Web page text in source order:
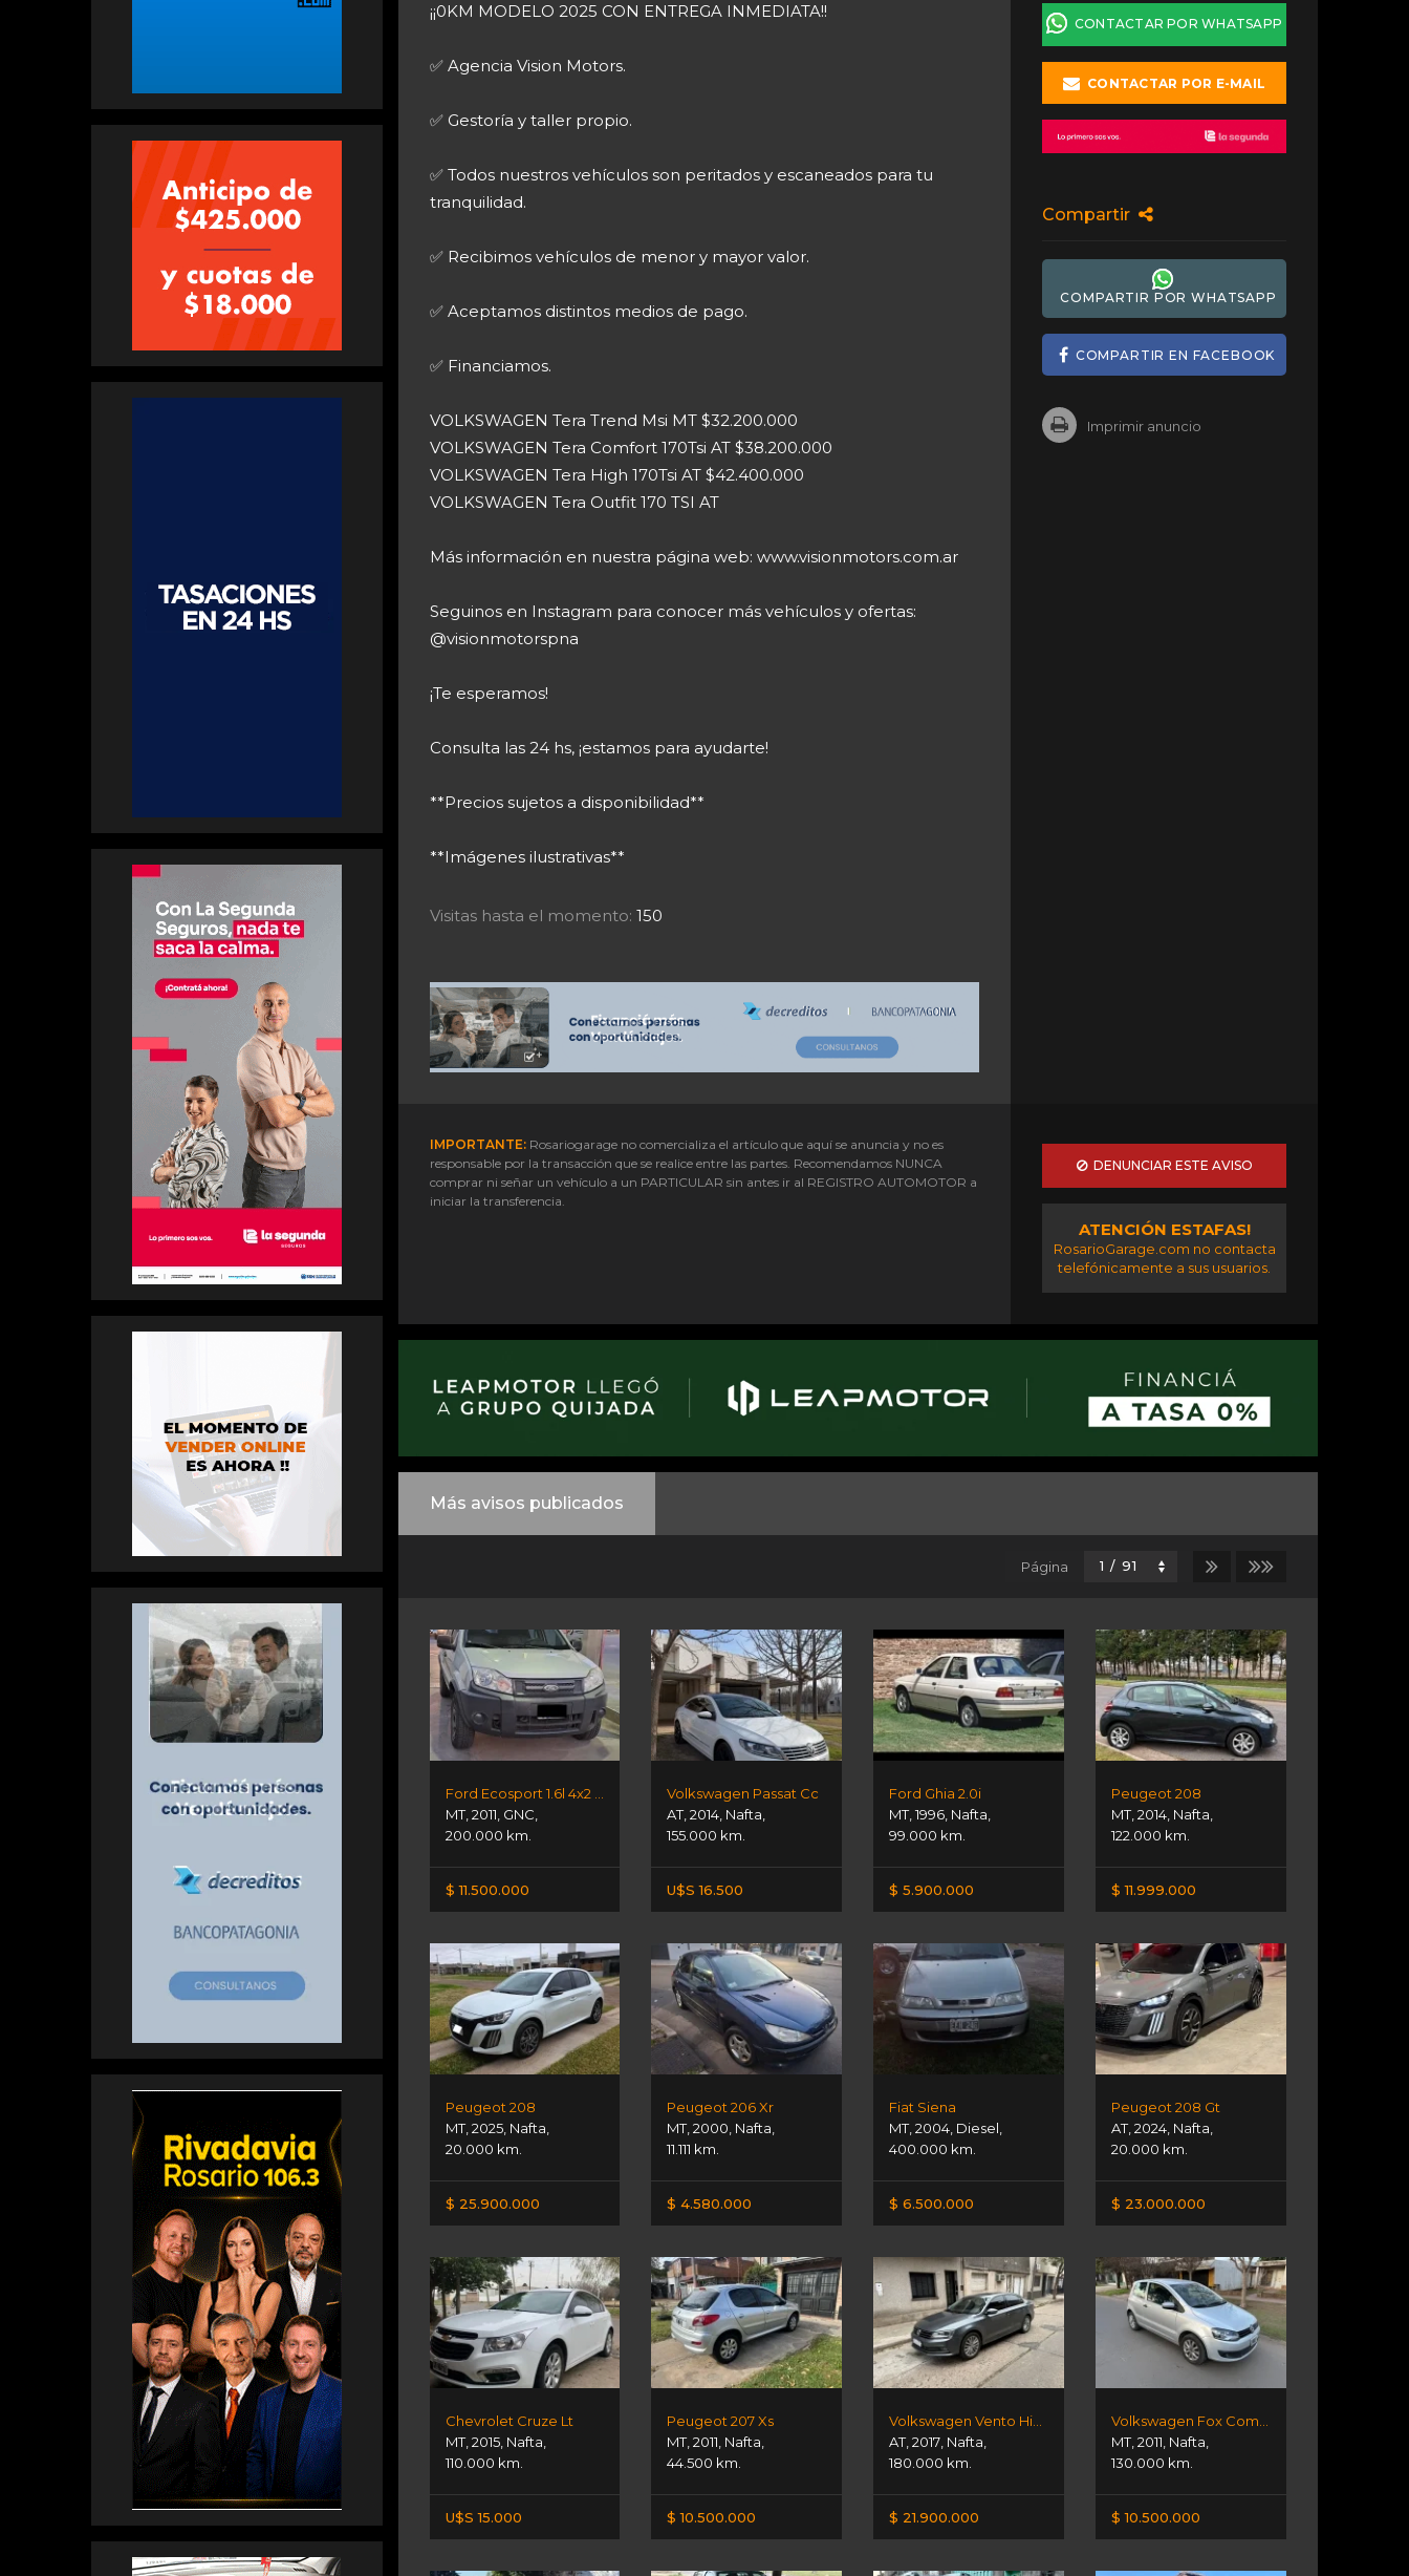
¡¡0KM MODELO 2025 CON ENTREGA INMEDIATA!!
✅ Agencia Vision Motors.
✅ Gestoría y taller propio.
✅ Todos nuestros vehículos son peritados y escaneados para tu
tranquilidad.
✅ Recibimos vehículos de menor y mayor valor.
✅ Aceptamos distintos medios de pago.
✅ Financiamos.
VOLKSWAGEN Tera Trend Msi MT $32.200.000
VOLKSWAGEN Tera Comfort 170Tsi AT $38.200.000
VOLKSWAGEN Tera High 170Tsi AT $42.400.000
VOLKSWAGEN Tera Outfit 170 TSI AT
Más información en nuestra página web: www.visionmotors.com.ar
Seguinos en Instagram para conocer más vehículos y ofertas:
@visionmotorspna
¡Te esperamos!
Consulta las 24 hs, ¡estamos para ayudarte!
**Precios sujetos a disponibilidad**
**Imágenes ilustrativas**
Visitas hasta el momento: 150
CONTACTAR POR WHATSAPP
CONTACTAR POR E-MAIL
Compartir
COMPARTIR POR WHATSAPP
COMPARTIR EN FACEBOOK
Imprimir anuncio
IMPORTANTE:Rosariogarage no comercializa el artículo que aquí se anuncia y no es
responsable por la transacción que se realice entre las partes. Recomendamos NUNCA
comprar ni señar un vehículo a un PARTICULAR sin antes ir al REGISTRO AUTOMOTOR a
iniciar la transferencia.
DENUNCIAR ESTE AVISO
ATENCIÓN ESTAFAS!
RosarioGarage.com no contacta
telefónicamente a sus usuarios.
Más avisos publicados
Página
MT, 2011 GNC
200.000 km.
$ 11.500.000
Volkswagen Passat Cc
AT,2014 Nafta
155.000 km.
U$S 16.500
Ford Ghia 2.0i
MT,1996 Nafta
99.000 km.
$ 5.900.000
Peugeot 208
MT,2014 Nafta
122.000 km.
$ 11.999.000
Peugeot 208
MT, 2025, Nafta
20.000 km.
$ 25.900.000
Peugeot 206 Xr
MT,2000 Nafta
11.111 km.
$ 4.580.000
Fiat Siena
MT,2004 Diesel
400.000 km.
$ 6.500.000
Peugeot 208 Gt
AT,2024 Nafta
20.000 km.
$ 23.000.000
Chevrolet Cruze Lt
MT, 2015, Nafta
110.000 km.
U$S 15.000
Peugeot 207 Xs
MT,2011 Nafta
44.500 km.
$ 10.500.000
AT,2017 Nafta
180.000 km.
$ 21.900.000
MT,2011 Nafta
130.000 km.
$ 10.500.000